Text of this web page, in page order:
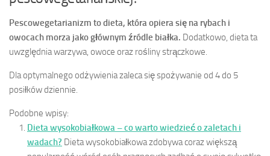
Pescowegetarianizm to dieta, która opiera się na rybach i
owocach morza jako głównym źródle białka. Dodatkowo, dieta ta
uwzględnia warzywa, owoce oraz rośliny strączkowe.
Dla optymalnego odżywienia zaleca się spożywanie od 4 do 5
posiłków dziennie.
Podobne wpisy:
Dieta wysokobiałkowa – co warto wiedzieć o zaletach i
wadach? Dieta wysokobiałkowa zdobywa coraz większą